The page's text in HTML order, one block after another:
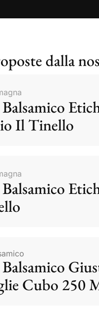
dalla
Il Tinello
Cubo 250